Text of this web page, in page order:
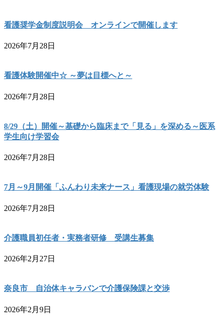
看護奨学金制度説明会 オンラインで開催します
2026年7月28日
看護体験開催中☆ ～夢は目標へと～
2026年7月28日
8/29（土）開催～基礎から臨床まで「見る」を深める～医系
学生向け学習会
2026年7月28日
7月～9月開催「ふんわり未来ナース」看護現場の就労体験
2026年7月28日
介護職員初任者・実務者研修 受講生募集
2026年2月27日
奈良市 自治体キャラバンで介護保険課と交渉
2026年2月9日